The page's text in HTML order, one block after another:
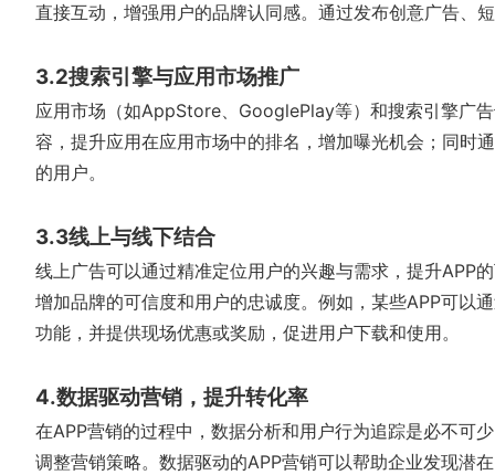
直接互动，增强用户的品牌认同感。通过发布创意广告、
3.2搜索引擎与应用市场推广
应用市场（如AppStore、GooglePlay等）和搜索引擎广
容，提升应用在应用市场中的排名，增加曝光机会；同时
的用户。
3.3线上与线下结合
线上广告可以通过精准定位用户的兴趣与需求，提升APP
增加品牌的可信度和用户的忠诚度。例如，某些APP可以
功能，并提供现场优惠或奖励，促进用户下载和使用。
4.数据驱动营销，提升转化率
在APP营销的过程中，数据分析和用户行为追踪是必不可
调整营销策略。数据驱动的APP营销可以帮助企业发现潜